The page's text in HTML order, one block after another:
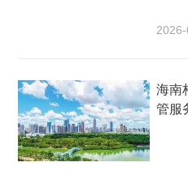
海南
管服